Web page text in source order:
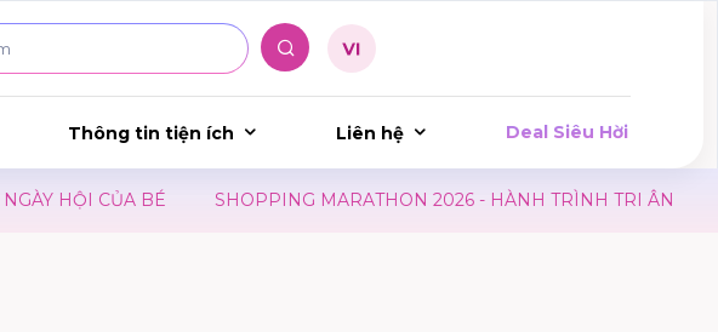
Thông tin tiện ích Liên hệ Deal Siêu Hời
SHOPPING MARATHON 2026 - HÀNH TRÌNH TRI ÂN LỊCH HIẾN MÁU